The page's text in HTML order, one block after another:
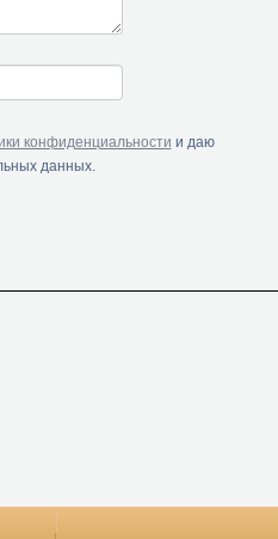
конфиденциальности и даю
данных.